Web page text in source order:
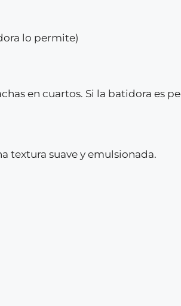
lo permite)
en cuartos. Si la batidora es
textura suave y emulsionada.